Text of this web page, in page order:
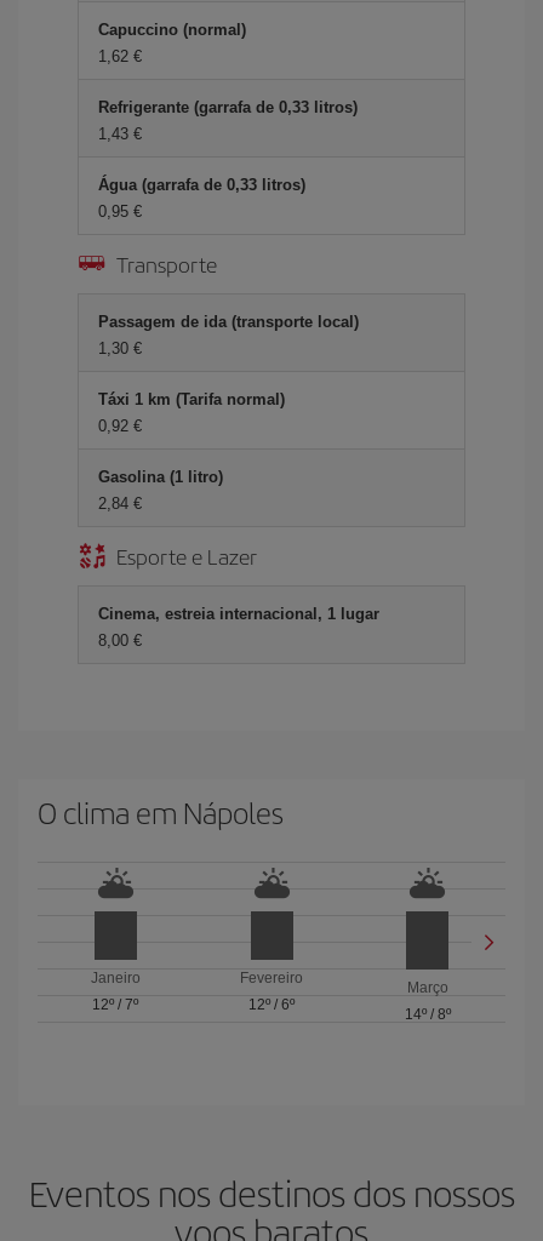
Capuccino (normal)
1,62 €
Refrigerante (garrafa de 0,33 litros)
1,43 €
Água (garrafa de 0,33 litros)
0,95 €
Transporte
Passagem de ida (transporte local)
1,30 €
Táxi 1 km (Tarifa normal)
0,92 €
Gasolina (1 litro)
2,84 €
Esporte e Lazer
Cinema, estreia internacional, 1 lugar
8,00 €
O clima em Nápoles
Janeiro
12º /7º
Fevereiro
12º / 6º
Março
14º/ 8º
Eventos nos destinos dos nossos